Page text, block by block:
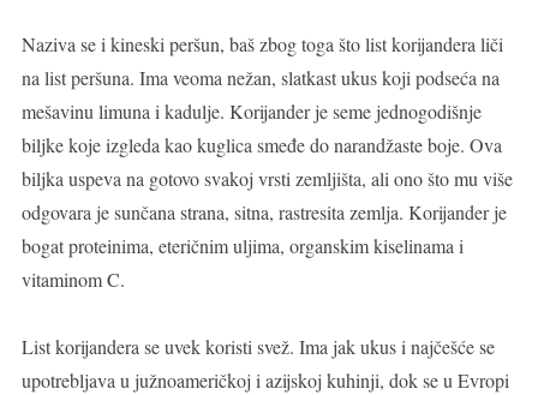
Naziva se i kineski peršun, baš zbog toga što list korijandera liči
na list peršuna. Ima veoma nežan, slatkast ukus koji podseća na
mešavinu limuna i kadulje. Korijander je seme jednogodišnje
biljke koje izgleda kao kuglica smeđe do narandžaste boje. Ova
biljka uspeva na gotovo svakoj vrsti zemljišta, ali ono što mu više
odgovara je sunčana strana, sitna, rastresita zemlja. Korijander je
bogat proteinima, eteričnim uljima, organskim kiselinama i
vitaminom C.
List korijandera se uvek koristi svež. Ima jak ukus i najčešće se
upotrebljava u južnoameričkoj i azijskoj kuhinji, dok se u Evropi